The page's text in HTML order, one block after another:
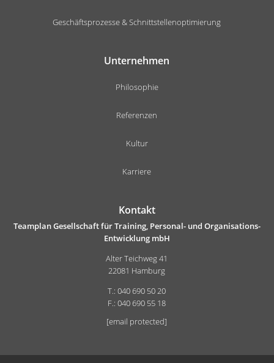
Geschäftsprozesse & Schnittstellenoptimierung
Unternehmen
Philosophie
Referenzen
Kultur
Karriere
Kontakt
Teamplan Gesellschaft für Training, Personal- und Organisations-
Entwicklung mbH
Alter Teichweg 41
22081 Hamburg
T.: 040 690 50 20
F.: 040 690 55 18
[email protected]